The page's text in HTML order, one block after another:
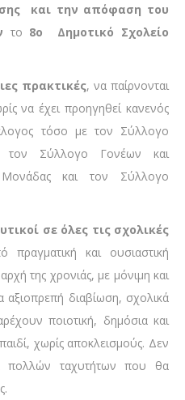
και την απόφαση του
το 8ο Δημοτικό Σχολείο
πρακτικές, να παίρνονται
να έχει προηγηθεί κανενός
τόσο με τον Σύλλογο
τον Σύλλογο Γονέων και
και τον Σύλλογο
σε όλες τις σχολικές
και ουσιαστική
της χρονιάς, με μόνιμη και
αξιοπρεπή διαβίωση, σχολικά
ποιοτική, δημόσια και
χωρίς αποκλεισμούς. Δεν
πολλών ταχυτήτων που θα